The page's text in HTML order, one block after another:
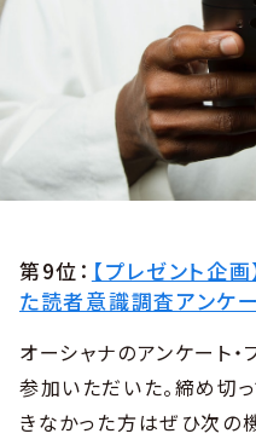
第9位： 【プレゼント企
た読者意識調査アンケ
オーシャナのアンケート
参加いただいた。締め切
きなかった方はぜひ次の